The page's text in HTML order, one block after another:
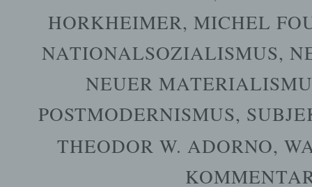
HORKHEIMER, MICHEL
NATIONALSOZIALISMUS,
NEUER
POSTMODERNISMUS,
THEODOR W. ADORNO,